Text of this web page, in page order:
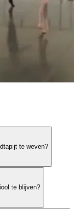
te weven?
te blijven?